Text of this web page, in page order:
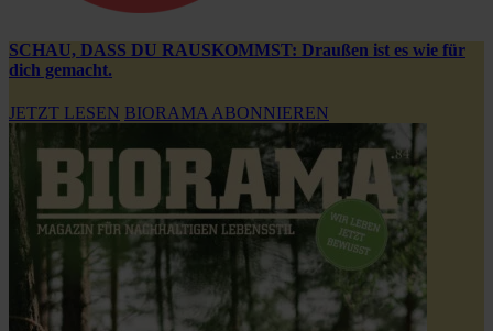
SCHAU, DASS DU RAUSKOMMST: Draußen ist es wie für
dich gemacht.
JETZT LESEN BIORAMA ABONNIEREN